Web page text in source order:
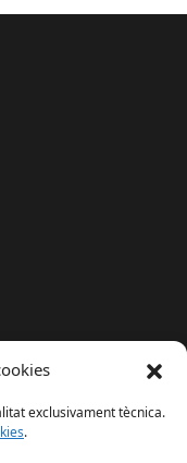
exclusivament tècnica.
.